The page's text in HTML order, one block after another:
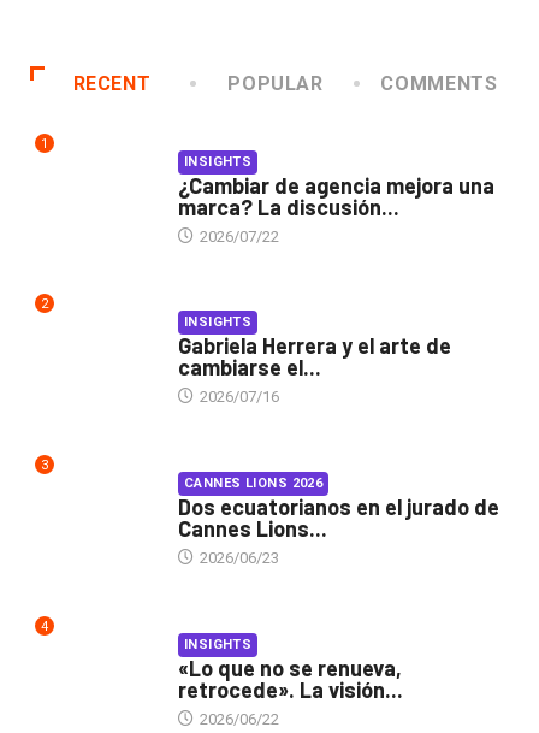
RECENT POPULAR COMMENTS
1
INSIGHTS
¿Cambiar de agencia mejora una
marca? La discusión...
2026/07/22
2
INSIGHTS
Gabriela Herrera y el arte de
cambiarse el...
2026/07/16
3
CANNES LIONS 2026
Dos ecuatorianos en el jurado de
Cannes Lions...
2026/06/23
4
INSIGHTS
«Lo que no se renueva,
retrocede». La visión...
2026/06/22